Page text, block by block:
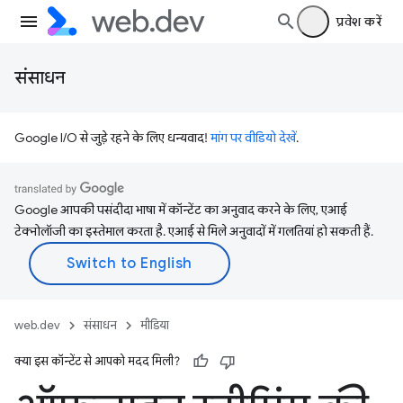
प्रवेश करें
संसाधन
Google I/O से जुड़े रहने के लिए धन्यवाद!मांग पर वीडियो देखें.
Google आपकी पसंदीदा भाषा में कॉन्टेंट का अनुवाद करने के लिए, एआई
टेक्नोलॉजी का इस्तेमाल करता है. एआई से मिले अनुवादों में गलतियां हो सकती हैं.
web.dev संसाधन मीडिया
क्या इस कॉन्टेंट से आपको मदद मिली?